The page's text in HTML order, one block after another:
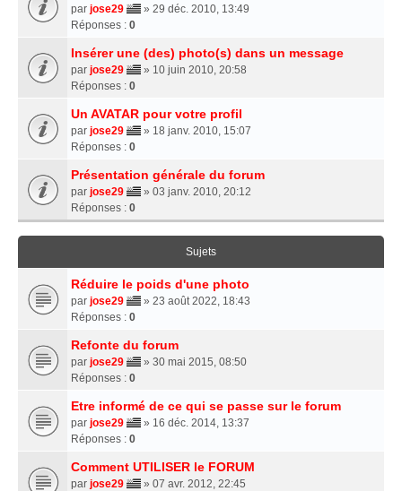
par jose29
» 29 déc. 2010, 13:49
Réponses : 0
Insérer une (des) photo(s) dans un message
par jose29
» 10 juin 2010, 20:58
Réponses : 0
Un AVATAR pour votre profil
par jose29
» 18 janv. 2010, 15:07
Réponses : 0
Présentation générale du forum
par jose29
» 03 janv. 2010, 20:12
Réponses : 0
Sujets
Réduire le poids d'une photo
par jose29
» 23 août 2022, 18:43
Réponses : 0
Refonte du forum
par jose29
» 30 mai 2015, 08:50
Réponses : 0
Etre informé de ce qui se passe sur le forum
par jose29
» 16 déc. 2014, 13:37
Réponses : 0
Comment UTILISER le FORUM
par jose29
» 07 avr. 2012, 22:45